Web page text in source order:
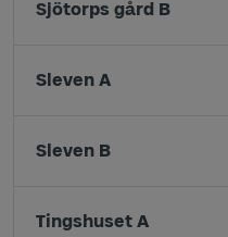
Sjötorps gård B
Sleven A
Sleven B
Tingshuset A